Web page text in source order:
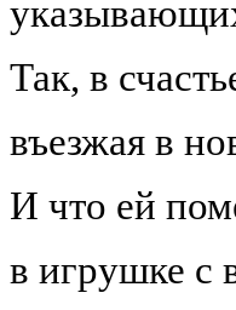
Так, в
въезжая в
И что ей
в игрушке с